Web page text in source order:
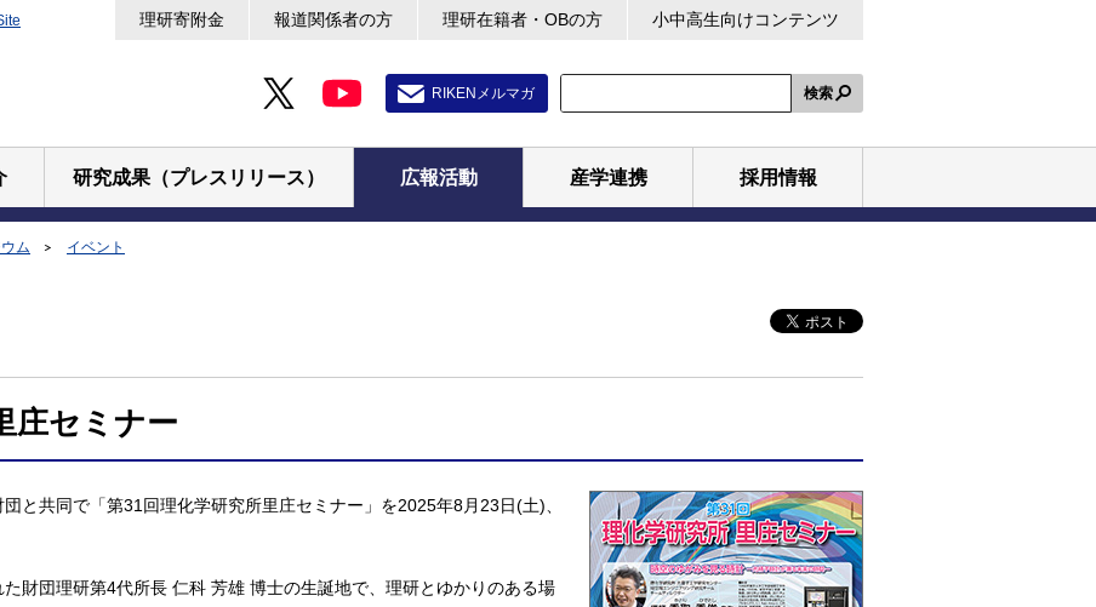
理研寄附金 報道関係者の方 理研在籍者・OBの方 小中高生向けコンテンツ
RIKENメルマガ 検索
研究成果（プレスリリース） 広報活動 産学連携 採用情報
ム イベント
庄セミナー
と共同で「第31回理化学研究所里庄セミナー」を2025年8月23日(土)、
財団理研第4代所長 仁科 芳雄 博士の生誕地で、理研とゆかりのある場